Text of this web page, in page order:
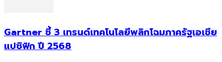
Gartner ชี้ 3 เทรนด์เทคโนโลยีพลิกโฉมภาครัฐเอเชีย
แปซิฟิก ปี 2568